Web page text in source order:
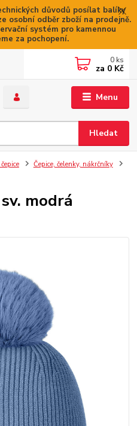
důvodů posílat balíky
osobní odběr zboží na prodejně.
systém pro kamennou
za pochopení.
Menu
Hledat
0 ks
za 0 Kč
Čepice, čelenky, nákrčníky
modrá